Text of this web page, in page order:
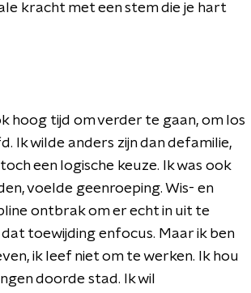
kracht met een stem die je hart
hoog tijd om verder te gaan, om los
Ik wilde anders zijn dan defamilie,
een logische keuze. Ik was ook
voelde geenroeping. Wis- en
ontbrak om er echt in uit te
toewijding enfocus. Maar ik ben
ik leef niet om te werken. Ik hou
doorde stad. Ik wil